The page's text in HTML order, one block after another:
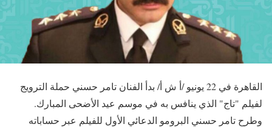
القاهرة في 22 يونيو /أ ش أ/ بدأ الفنان تامر حسني حملة الترويج
لفيلم "تاج" الذي ينافس به في موسم عيد الأضحى المبارك.
وطرح تامر حسني البرومو الدعائي الأول للفيلم عبر حساباته